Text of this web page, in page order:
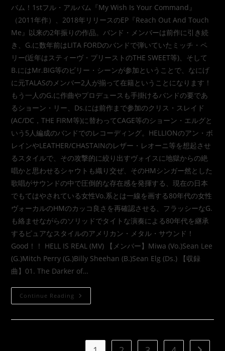
バム！1stフル・アルバム『My Wish Is Your Command』
（2011年作）、2018年リリースのEP『Reach Out And Touch
Me』以来の2年振りの作品。バンド・メンバーは前作に引き続
き、G.に数年前はLITA FORDのバンドで弾いていたミッチ・ペ
リー(近年はスティーヴ・プリーストのTHE SWEET等)、そして
B.にはMr.BIG等のビリー・シーンが参加ということで、なにげ
に元TALASのメンバー2人が揃って在籍ということになります！
もう一人のG.に作曲やプロデュースも手掛けるバンドの要であ
るショーン・リー、Ds.には前作まで参加のクリス・スレイド
(AC/DC，THE FIRM等)に替わってCAGE等のショーン・エルグと
いう5人編成のバンドでのレコーディング。HELLIONのアン・ボ
レインやLEATHER/CHASTAINのレザー・レオーニ等を想起させ
るスタイルで、その攻撃的に絞り出すヴォイスに地獄からの絶
唱かと思わせるシャウトも織り交ぜ、そのHMシンガー然とした
歌唱がサウンドの中で圧倒的な存在感を発揮する、現在の日本
でもてはやされている女性Vo.系とは一線を画する80年代の女性
ヴォーカルのHMのカッコ良さを再確認させる、フラッシーなG.
も絡ませながらのソリッドでタイトな演奏による80年代を継承
するピュアなスタイルのアメリカン・メタル・サウンド！
Good！！ HELL IS REAL (MV) 【メンバー】Miwa (Vo.)Sean Lee
(G.)Mitch Perry (G.)Billy Sheehan (B.)Sean Elg (Ds.) 【収録
曲】01. The Darker of…
Continue Reading